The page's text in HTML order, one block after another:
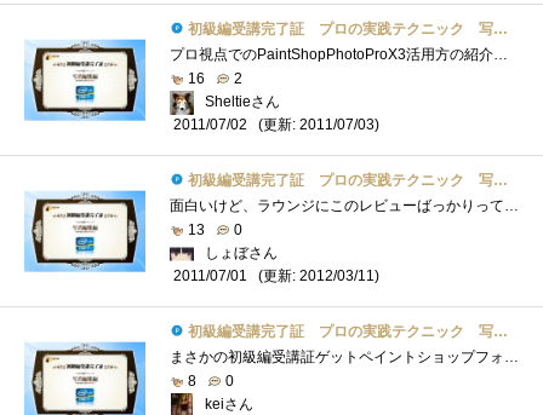
初級編受講完了証 プロの実践テクニック 写真編集編
プロ視点でのPaintShopPhotoProX3活用方の紹介と言うことで早速受講してみました。仕事の関係でPhotoshopを使用していたのでPaintShopProも以前少し使用し�...
16
2
Sheltieさん
2011/07/02
(更新: 2011/07/03)
初級編受講完了証 プロの実践テクニック 写真編集編
面白いけど、ラウンジにこのレビューばっかりってのはどうなんでしょうか?自分の場合はなるべく写真に加工をしないスタイルでの撮影なので真�...
13
0
しょぼさん
2011/07/01
(更新: 2012/03/11)
初級編受講完了証 プロの実践テクニック 写真編集編
まさかの初級編受講証ゲットペイントショップフォトプロを使い写真をより自然に見せる技術がわかりやすくシンプルに学べました。コーレル系�...
8
0
keiさん